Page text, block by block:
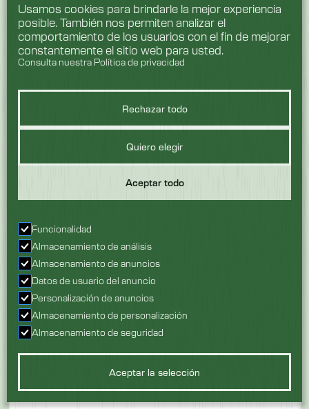
Usamos cookies para brindarle la mejor experiencia
posible. También nos permiten analizar el
comportamiento de los usuarios con el fin de mejorar
constantemente el sitio web para usted.
Consulta nuestra Política de privacidad
Rechazar todo
Quiero elegir
Aceptar todo
Funcionalidad
Almacenamiento de análisis
Almacenamiento de anuncios
Datos de usuario del anuncio
Personalización de anuncios
Almacenamiento de personalización
Almacenamiento de seguridad
Aceptar la selección
CAJAS DE PALETS PLEGABLES DOLAV
profundo
Colapsable
Ver producto